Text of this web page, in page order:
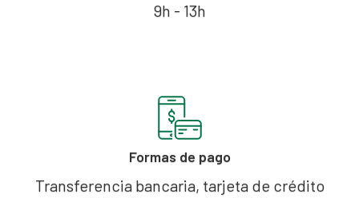
9h - 13h
Formas de pago
Transferencia bancaria, tarjeta de crédito